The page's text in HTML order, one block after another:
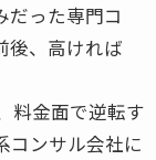
だった専門コ
後、高ければ
料金面で逆転す
コンサル会社に